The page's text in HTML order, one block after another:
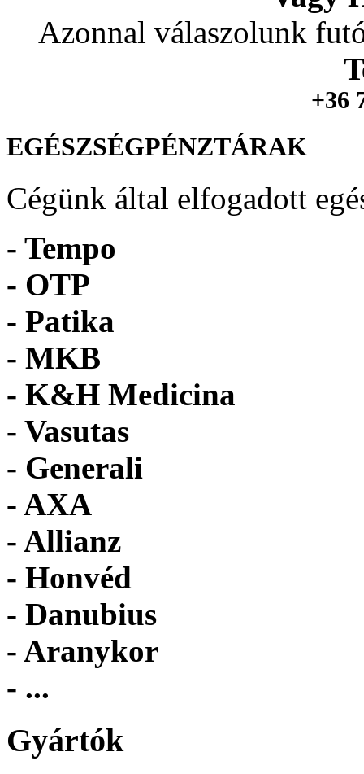
Azonnal válaszolunk
+36
EGÉSZSÉGPÉNZTÁRAK
Cégünk által elfogadott
- Tempo
- OTP
- Patika
- MKB
- K&H Medicina
- Vasutas
- Generali
- AXA
- Allianz
- Honvéd
- Danubius
- Aranykor
- ...
Gyártók